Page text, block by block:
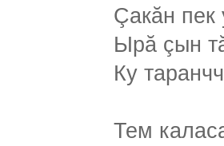
Çакăн пек
Ырă çын
Ку
Тем